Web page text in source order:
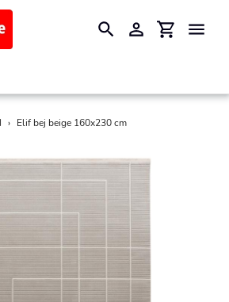
SuchenEinloggen
› Elif bej beige 160x230 cm